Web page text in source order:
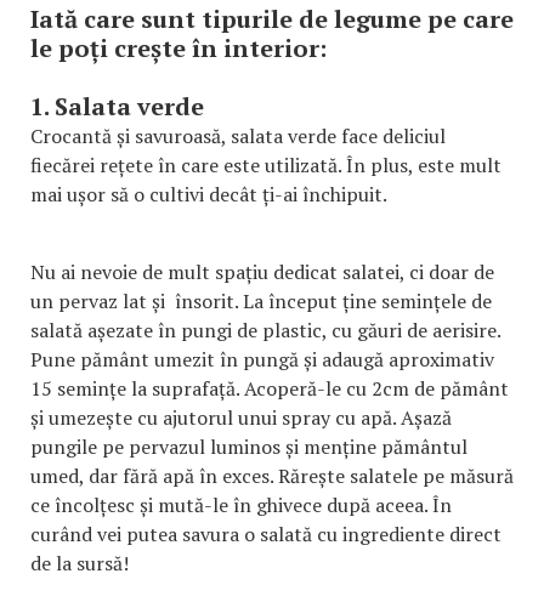
Iată care sunt tipurile de legume pe care
le poți crește în interior:
1. Salata verde
Crocantă și savuroasă, salata verde face deliciul
fiecărei rețete în care este utilizată. În plus, este mult
mai ușor să o cultivi decât ți-ai închipuit.
Nu ai nevoie de mult spațiu dedicat salatei, ci doar de
un pervaz lat și însorit. La început ține semințele de
salată așezate în pungi de plastic, cu găuri de aerisire.
Pune pământ umezit în pungă și adaugă aproximativ
15 semințe la suprafață. Acoperă-le cu 2cm de pământ
și umezește cu ajutorul unui spray cu apă. Așază
pungile pe pervazul luminos și menține pământul
umed, dar fără apă în exces. Rărește salatele pe măsură
ce încolțesc și mută-le în ghivece după aceea. În
curând vei putea savura o salată cu ingrediente direct
de la sursă!